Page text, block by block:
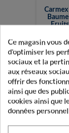
Fruits
Affichage 1-8 de 8
Ce magasin vous
d'optimiser les
sociaux et la
aux réseaux
offrir des
ainsi que des
cookies ainsi que
données